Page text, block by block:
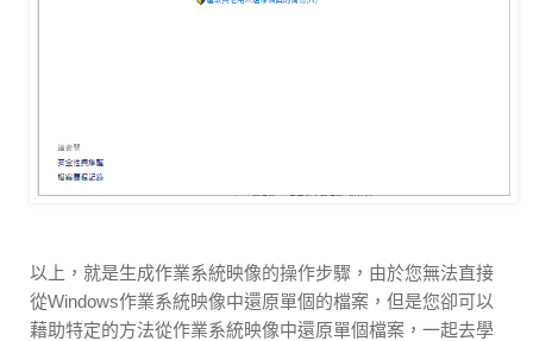
以上，就是生成作業系統映像的操作步驟，由於您無法直接
從Windows作業系統映像中還原單個的檔案，但是您卻可以
藉助特定的方法從作業系統映像中還原單個檔案，一起去學